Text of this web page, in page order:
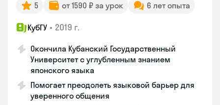
5 от 1590 ₽ за урок 6 лет опыта
КубГУ • 2019 г.
Окончила Кубанский Государственный
Университет с углубленным знанием
японского языка
Помогает преодолеть языковой барьер для
уверенного общения